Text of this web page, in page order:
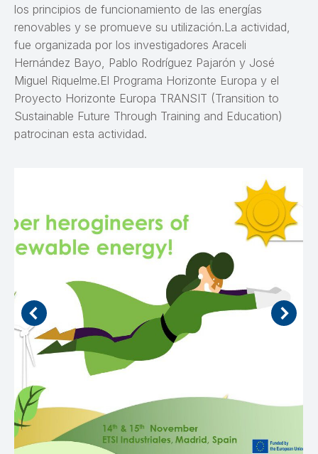
los principios de funcionamiento de las energías
renovables y se promueve su utilización.La actividad,
fue organizada por los investigadores Araceli
Hernández Bayo, Pablo Rodríguez Pajarón y José
Miguel Riquelme.El Programa Horizonte Europa y el
Proyecto Horizonte Europa TRANSIT (Transition to
Sustainable Future Through Training and Education)
patrocinan esta actividad.